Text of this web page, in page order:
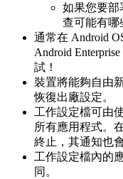
如果您要部
查可能有哪
通常在 Android
Android
試！
裝置將能夠自由
恢復出廠設定。
工作設定檔可由
所有應用程式。
終止，其通知也
工作設定檔內的
同。